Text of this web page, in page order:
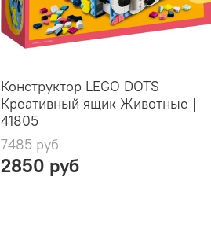
Конструктор LEGO DOTS
Креативный ящик Животные |
41805
7485 руб
2850 руб